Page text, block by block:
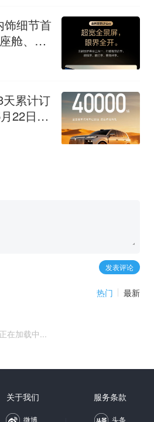
饰细节首
舱、超
累计订
22日上
热门 最新
正在加载中...
关于我们 服务条款
微博 头条